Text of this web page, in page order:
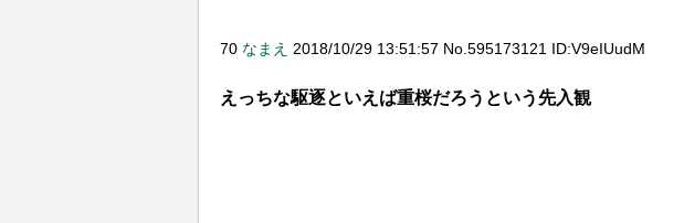
70 なまえ 2018/10/29 13:51:57 No.595173121 ID:V9eIUudM
えっちな駆逐といえば重桜だろうという先入観